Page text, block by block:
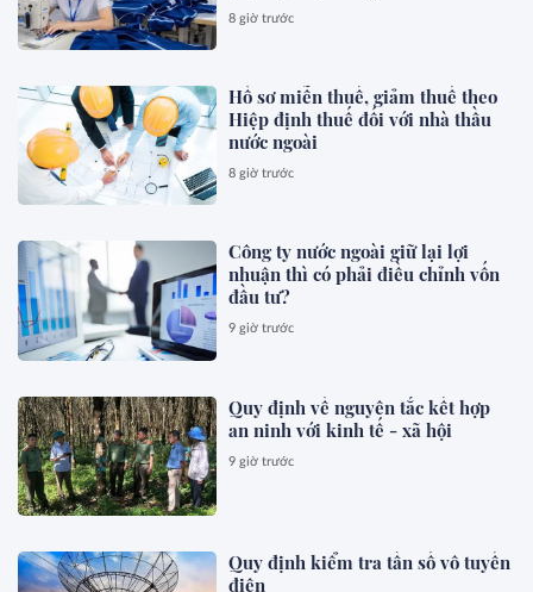
8 giờ trước
Hồ sơ miễn thuế, giảm thuế theo
Hiệp định thuế đối với nhà thầu
nước ngoài
8 giờ trước
Công ty nước ngoài giữ lại lợi
nhuận thì có phải điều chỉnh vốn
đầu tư?
9 giờ trước
Quy định về nguyên tắc kết hợp
an ninh với kinh tế - xã hội
9 giờ trước
Quy định kiểm tra tần số vô tuyến
điện